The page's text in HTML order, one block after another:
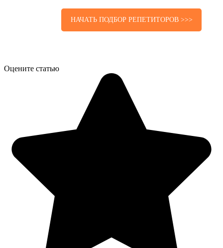
НАЧАТЬ ПОДБОР РЕПЕТИТОРОВ >>>
Оцените статью